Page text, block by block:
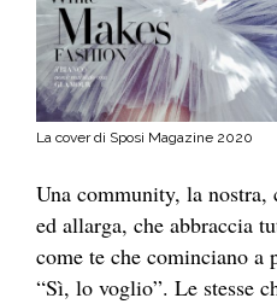
La cover di Sposi Magazine 2020
Una community, la nostra,
ed allarga, che abbraccia
come te che cominciano a
“Sì, lo voglio”. Le stesse